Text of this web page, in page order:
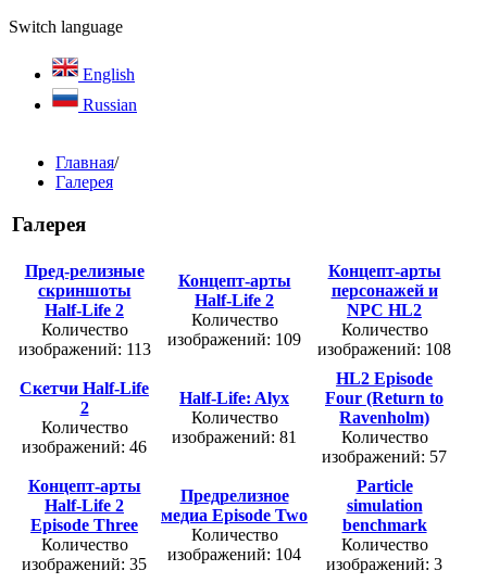
Switch language
English
Russian
Главная/
Галерея
Галерея
Пред-релизные
скриншоты
Half-Life 2
Количество
изображений: 113
Концепт-арты
Half-Life 2
Количество
изображений: 109
Концепт-арты
персонажей и
NPC HL2
Количество
изображений: 108
Скетчи Half-Life
2
Количество
изображений: 46
Half-Life: Alyx
Количество
изображений: 81
HL2 Episode
Four (Return to
Ravenholm)
Количество
изображений: 57
Концепт-арты
Half-Life 2
Episode Three
Количество
изображений: 35
Предрелизное
медиа Episode Two
Количество
изображений: 104
Particle
simulation
benchmark
Количество
изображений: 3